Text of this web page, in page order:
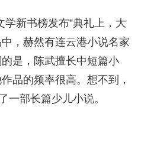
学新书榜发布”典礼上，大
，赫然有连云港小说名家
是，陈武擅长中短篇小
品的频率很高。想不到，
一部长篇少儿小说。